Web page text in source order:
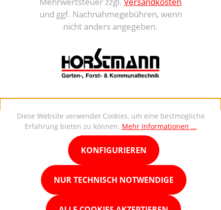
und ggf. Nachnahmegebühren, wenn
nicht anders angegeben.
Diese Website verwendet Cookies, um eine bestmögliche
Erfahrung bieten zu können. Mehr Informationen ...
NUR TECHNISCH NOTWENDIGE
KONFIGURIEREN